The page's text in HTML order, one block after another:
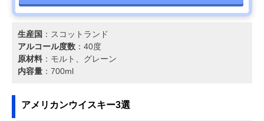
生産国 ：スコットランド
アルコール度数 ：40度
原材料 ：モルト、グレーン
内容量 ：700ml
アメリカンウイスキー3選